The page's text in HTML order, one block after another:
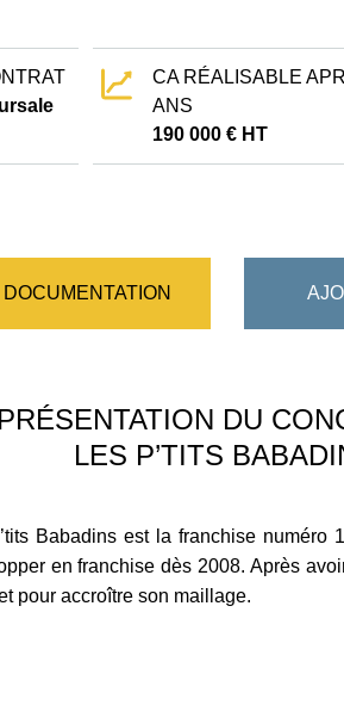
CA RÉALISABLE
ANS
190 000 € HT
PRÉSENTATION DU
LES P’TITS
Babadins est la franchise
en franchise dès 2008. Après
pour accroître son maillage.